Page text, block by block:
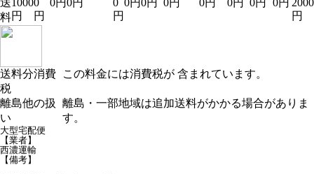
送
料
1000
円
0
円
0円0円
0
円
0円0円 0円 0円 0円 0円 0円 2000
円
送料分消費
税
この料金には消費税が 含まれています。
離島他の扱
い
離島・一部地域は追加送料がかかる場合がありま
す。
大型宅配便
【業者】
西濃運輸
【備考】